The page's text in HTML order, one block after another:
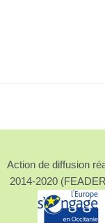
Action de diffusion
2014-2020